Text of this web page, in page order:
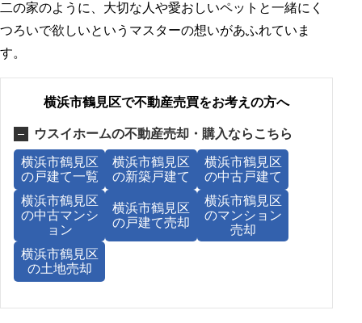
二の家のように、大切な人や愛おしいペットと一緒にく
つろいで欲しいというマスターの想いがあふれていま
す。
横浜市鶴見区で不動産売買をお考えの方へ
ウスイホームの不動産売却・購入ならこちら
横浜市鶴見区
の戸建て一覧
横浜市鶴見区
の新築戸建て
横浜市鶴見区
の中古戸建て
横浜市鶴見区
の中古マンシ
ョン
横浜市鶴見区
の戸建て売却
横浜市鶴見区
のマンション
売却
横浜市鶴見区
の土地売却